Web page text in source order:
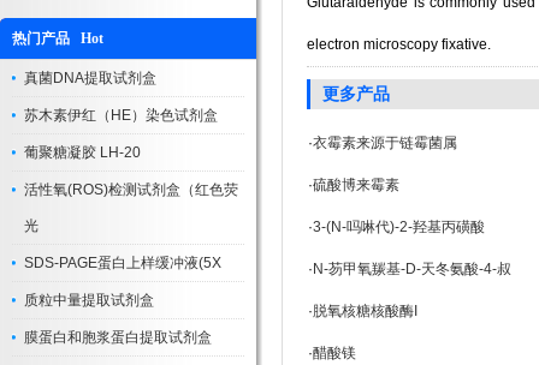
热门产品 Hot
真菌DNA提取试剂盒
苏木素伊红（HE）染色试剂盒
葡聚糖凝胶 LH-20
活性氧(ROS)检测试剂盒（红色荧
光
SDS-PAGE蛋白上样缓冲液(5X
质粒中量提取试剂盒
膜蛋白和胞浆蛋白提取试剂盒
electron microscopy fixative.
更多产品
·衣霉素来源于链霉菌属
·硫酸博来霉素
·3-(N-吗啉代)-2-羟基丙磺酸
· N-芴甲氧羰基-D-天冬氨酸-4-叔
· 脱氧核糖核酸酶I
·醋酸镁